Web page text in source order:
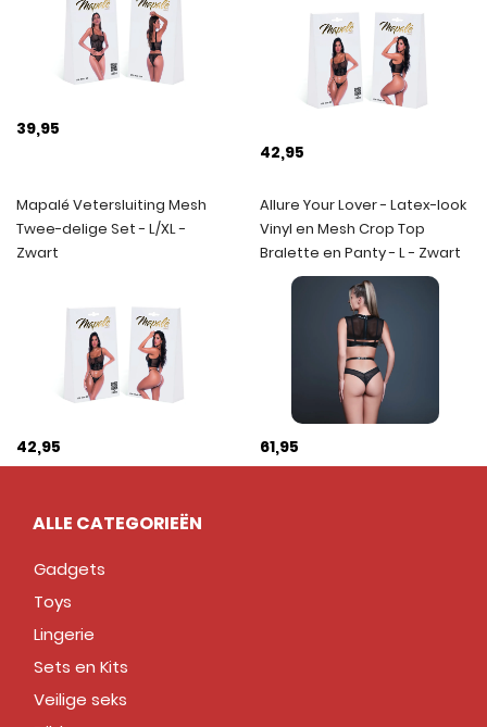
39,95
42,95
Mapalé Vetersluiting Mesh
Twee-delige Set - L/XL -
Zwart
42,95
Allure Your Lover - Latex-look
Vinyl en Mesh Crop Top
Bralette en Panty - L - Zwart
61,95
ALLE CATEGORIEËN
Gadgets
Toys
Lingerie
Sets en Kits
Veilige seks